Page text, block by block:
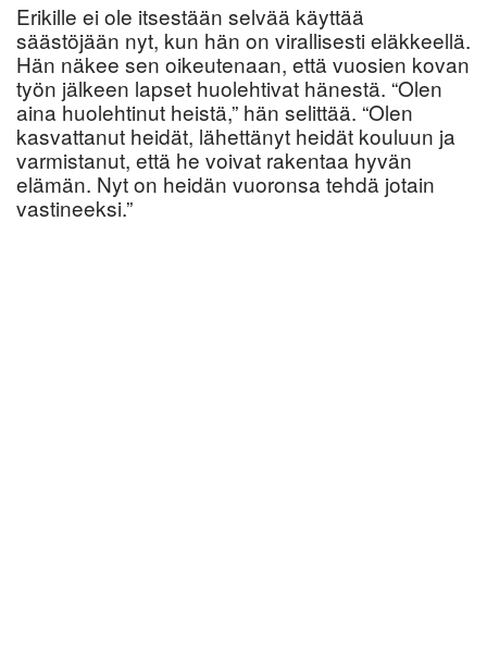
Erikille ei ole itsestään selvää käyttää
säästöjään nyt, kun hän on virallisesti eläkkeellä.
Hän näkee sen oikeutenaan, että vuosien kovan
työn jälkeen lapset huolehtivat hänestä. “Olen
aina huolehtinut heistä,” hän selittää. “Olen
kasvattanut heidät, lähettänyt heidät kouluun ja
varmistanut, että he voivat rakentaa hyvän
elämän. Nyt on heidän vuoronsa tehdä jotain
vastineeksi.”